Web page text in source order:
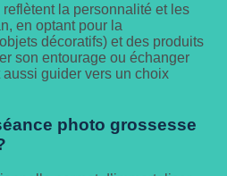
la personnalité et les
en optant pour la
décoratifs) et des produits
son entourage ou échanger
guider vers un choix
photo grossesse